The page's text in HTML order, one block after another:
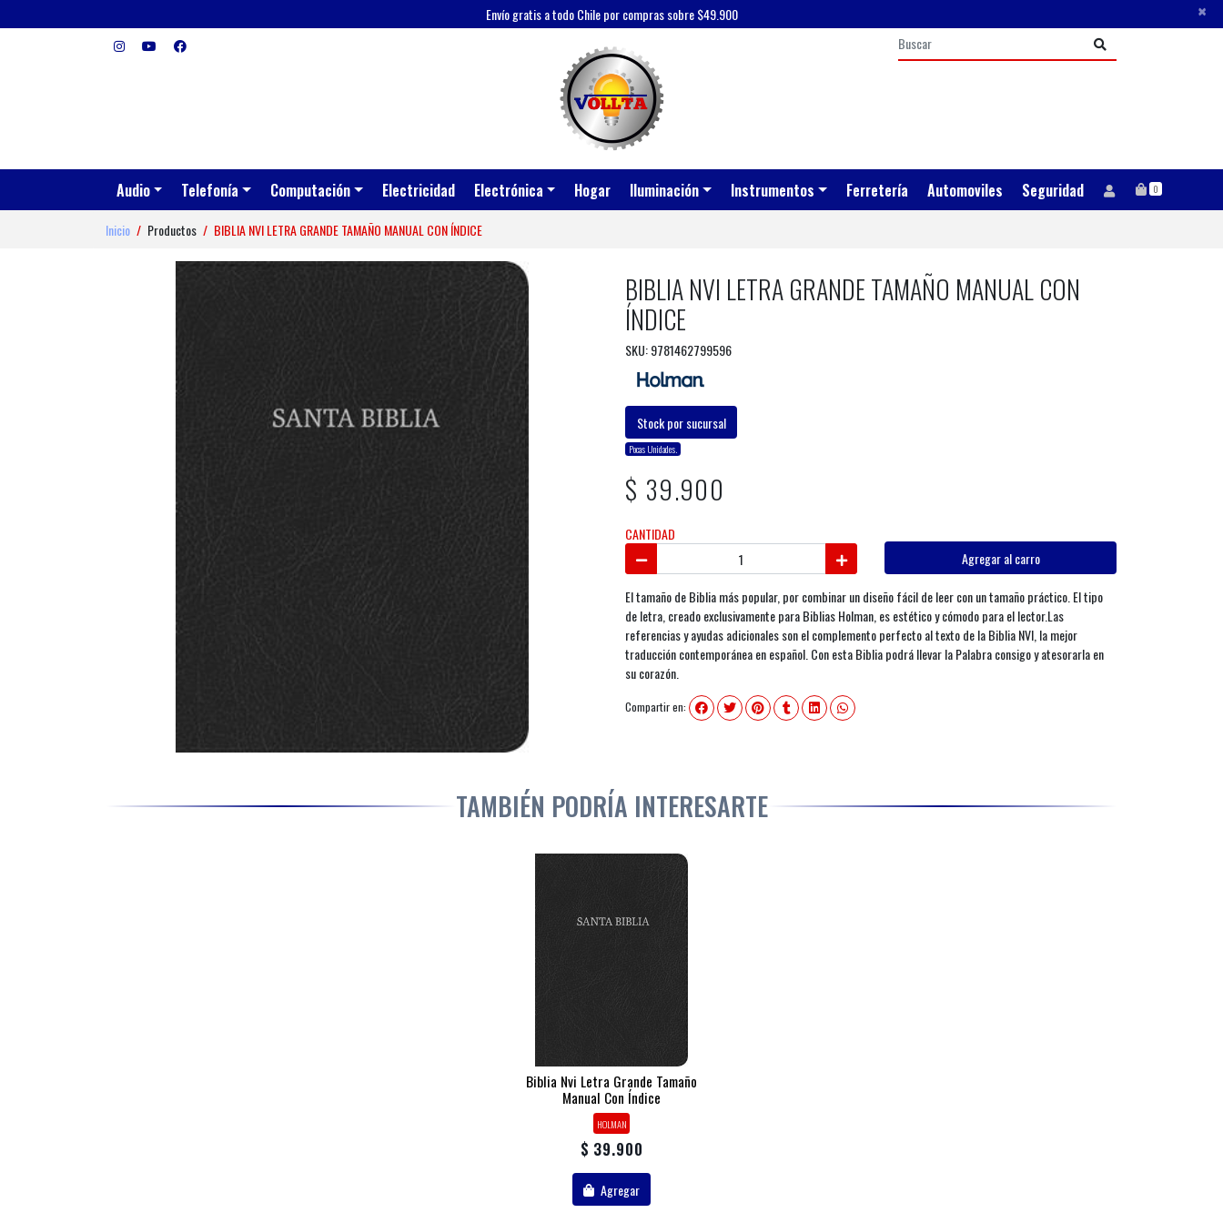
Envío gratis a todo Chile por compras sobre $49.900 ×
Audio Telefonía Computación Electricidad Electrónica Hogar Iluminación Instrumentos Ferretería Automoviles Seguridad 0
Inicio Productos BIBLIA NVI LETRA GRANDE TAMAÑO MANUAL CON ÍNDICE
BIBLIA NVI LETRA GRANDE TAMAÑO MANUAL CON
ÍNDICE
SKU: 9781462799596
Stock por sucursal
Pocas Unidades.
$ 39.900
CANTIDAD
Agregar al carro
El tamaño de Biblia más popular, por combinar un diseño fácil de leer con un tamaño práctico. El tipo
de letra, creado exclusivamente para Biblias Holman, es estético y cómodo para el lector.Las
referencias y ayudas adicionales son el complemento perfecto al texto de la Biblia NVI, la mejor
traducción contemporánea en español. Con esta Biblia podrá llevar la Palabra consigo y atesorarla en
su corazón.
Compartir en:
TAMBIÉN PODRÍA INTERESARTE
Biblia Nvi Letra Grande Tamaño
Manual Con Índice
HOLMAN
$ 39.900
Agregar